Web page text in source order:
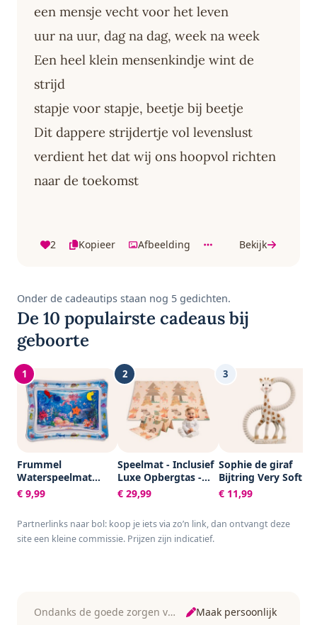
een mensje vecht voor het leven
uur na uur, dag na dag, week na week
Een heel klein mensenkindje wint de
strijd
stapje voor stapje, beetje bij beetje
Dit dappere strijdertje vol levenslust
verdient het dat wij ons hoopvol richten
naar de toekomst
2 Kopieer Afbeelding Bekijk
Onder de cadeautips staan nog 5 gedichten.
De 10 populairste cadeaus bij
geboorte
1
Frummel
Waterspeelmat
Baby – Watermat –
Speelkleed –
Waterspeelgoed
Baby - Kraamcadeau
€ 9,99
2
Speelmat - Inclusief
Luxe Opbergtas -
Dubbelzijdig -
Speelkleed -
Speelkleed Baby -
Speelmat Foam -
Kraamcadeau
€ 29,99
3
Sophie de giraf
Bijtring Very Soft -
Baby speelgoed -
Kraamcadeau -
- 100% Natuurlijk
Vanaf 0 maanden -
Bruin/Beige
€ 11,99
Partnerlinks naar bol: koop je iets via zo’n link, dan ontvangt deze
site een kleine commissie. Prijzen zijn indicatief.
Ondanks de goede zorgen van de doktoren Maak persoonlijk